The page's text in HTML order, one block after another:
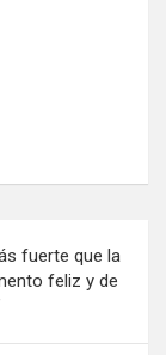
fuerte que la
feliz y de